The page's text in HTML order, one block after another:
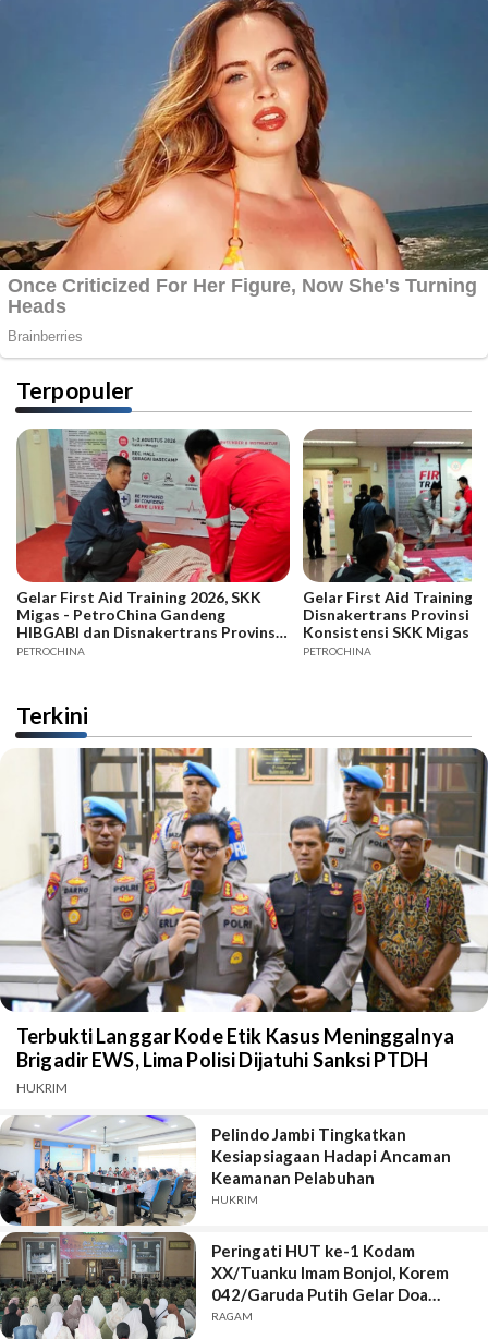
Terpopuler
Gelar First Aid Training 2026, SKK
Migas - PetroChina Gandeng
HIBGABI dan Disnakertrans Provinsi
Jambi
PETROCHINA
Gelar First Aid Training
Disnakertrans Provinsi
Konsistensi SKK Migas -
PETROCHINA
Terkini
Terbukti Langgar Kode Etik Kasus Meninggalnya
Brigadir EWS, Lima Polisi Dijatuhi Sanksi PTDH
HUKRIM
Pelindo Jambi Tingkatkan
Kesiapsiagaan Hadapi Ancaman
Keamanan Pelabuhan
HUKRIM
Peringati HUT ke-1 Kodam
XX/Tuanku Imam Bonjol, Korem
042/Garuda Putih Gelar Doa
Bersama
RAGAM